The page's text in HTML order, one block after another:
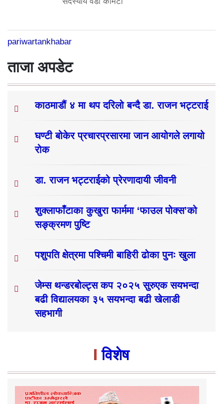
pariwartankhabar
ताजा अपडेट
काठमाडौं ४ मा थप दरिलो बन्दै डा. राजन भट्टराई
घण्टी बोकेर प्रचारप्रसारमा जान आयोगले लगायो
रोक
डा. राजन भट्टराईको प्रेरणादायी जीवनी
शुक्लाफाँटाका कुखुरा फार्ममा ‘फाउल पोक्स’को
सङ्क्रमण पुष्टि
पशुपति क्षेत्रमा पश्चिमी बाहिरी ढोका पुनः खुला
जेम्स थन्डरबोल्ट्स कप २०२५ सुरुएक सयभन्दा
बढी विद्यालयका ३५ सयभन्दा बढी खेलाडी
सहभागी
विशेष